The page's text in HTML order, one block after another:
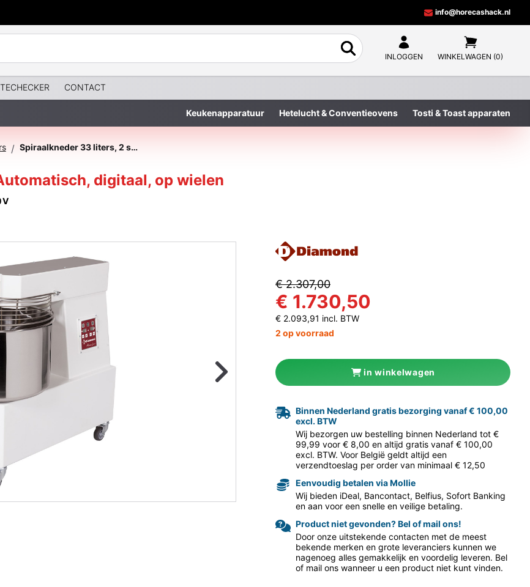
info@horecashack.nl
INLOGGEN WINKELWAGEN (0)
CONTACT
Keukenapparatuur Hetelucht & Conventieovens Tosti & Toast apparaten
/ Spiraalkneder 33 liters, 2 snelheden, Automatisch, digitaal, op wielen
digitaal, op wielen
foto Naar volgende
€ 2.307,00
€ 1.730,50
€ 2.093,91 incl. BTW
2 op voorraad
in winkelwagen
Binnen Nederland gratis bezorging vanaf € 100,00
excl. BTW
Wij bezorgen uw bestelling binnen Nederland tot €
99,99 voor € 8,00 en altijd gratis vanaf € 100,00
excl. BTW. Voor België geldt altijd een
verzendtoeslag per order van minimaal € 12,50
Eenvoudig betalen via Mollie
Wij bieden iDeal, Bancontact, Belfius, Sofort Banking
en aan voor een snelle en veilige betaling.
Product niet gevonden? Bel of mail ons!
Door onze uitstekende contacten met de meest
bekende merken en grote leveranciers kunnen we
nagenoeg alles gemakkelijk en voordelig leveren. Bel
of mail ons wanneer u een product niet kunt vinden.